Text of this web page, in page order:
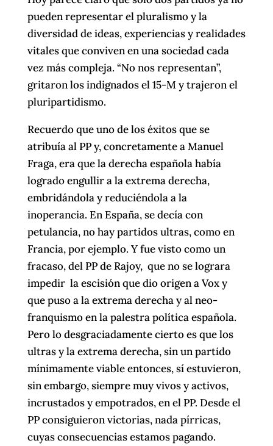
pueden representar el pluralismo y la
diversidad de ideas, experiencias y realidades
vitales que conviven en una sociedad cada
vez más compleja. “No nos representan”,
gritaron los indignados el 15-M y trajeron el
pluripartidismo.
Recuerdo que uno de los éxitos que se
atribuía al PP y, concretamente a Manuel
Fraga, era que la derecha española había
logrado engullir a la extrema derecha,
embridándola y reduciéndola a la
inoperancia. En España, se decía con
petulancia, no hay partidos ultras, como en
Francia, por ejemplo. Y fue visto como un
fracaso, del PP de Rajoy, que no se lograra
impedir la escisión que dio origen a Vox y
que puso a la extrema derecha y al neo-
franquismo en la palestra política española.
Pero lo desgraciadamente cierto es que los
ultras y la extrema derecha, sin un partido
mínimamente viable entonces, sí estuvieron,
sin embargo, siempre muy vivos y activos,
incrustados y empotrados, en el PP. Desde el
PP consiguieron victorias, nada pírricas,
cuyas consecuencias estamos pagando.